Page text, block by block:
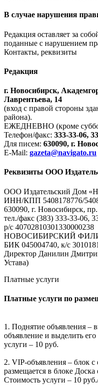
В случае нарушения
Редакция оставляет за
поданные с нарушением
Контакты, реквизиты
Редакция
г. Новосибирск,
Лаврентьева, 14
(вход с правой стороны
района).
ЕЖЕДНЕВНО (кроме
Телефон/факс: 333-33-06,
Для писем: 630090, г.
E-Mail: gazeta@navigato.ru
Реквизиты ООО
ООО Издательский Дом
ИНН/КПП 5408178776/
630090, г. Новосибирск,
тел./факс (383) 333-33-06,
р/с 40702810301330000238
НОВОСИБИРСКИЙ
БИК 045004740, к/с
Директор Данилин
Устава)
Платные услуги
Платные услуги по
1. Поднятие объявления –
объявление и выделить
услуги – 10 руб.
2. VIP-объявления – блок
размещается в блоке Доска
Стоимость услуги – 10